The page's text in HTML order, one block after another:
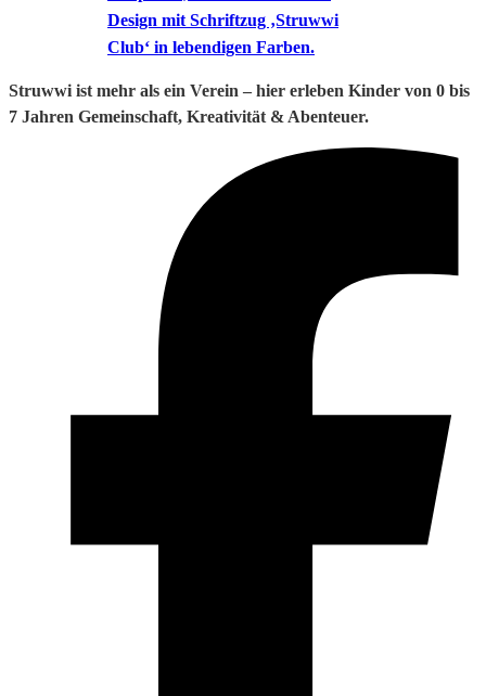
Struwwi ist mehr als ein Verein – hier erleben Kinder von 0 bis
7 Jahren Gemeinschaft, Kreativität & Abenteuer.